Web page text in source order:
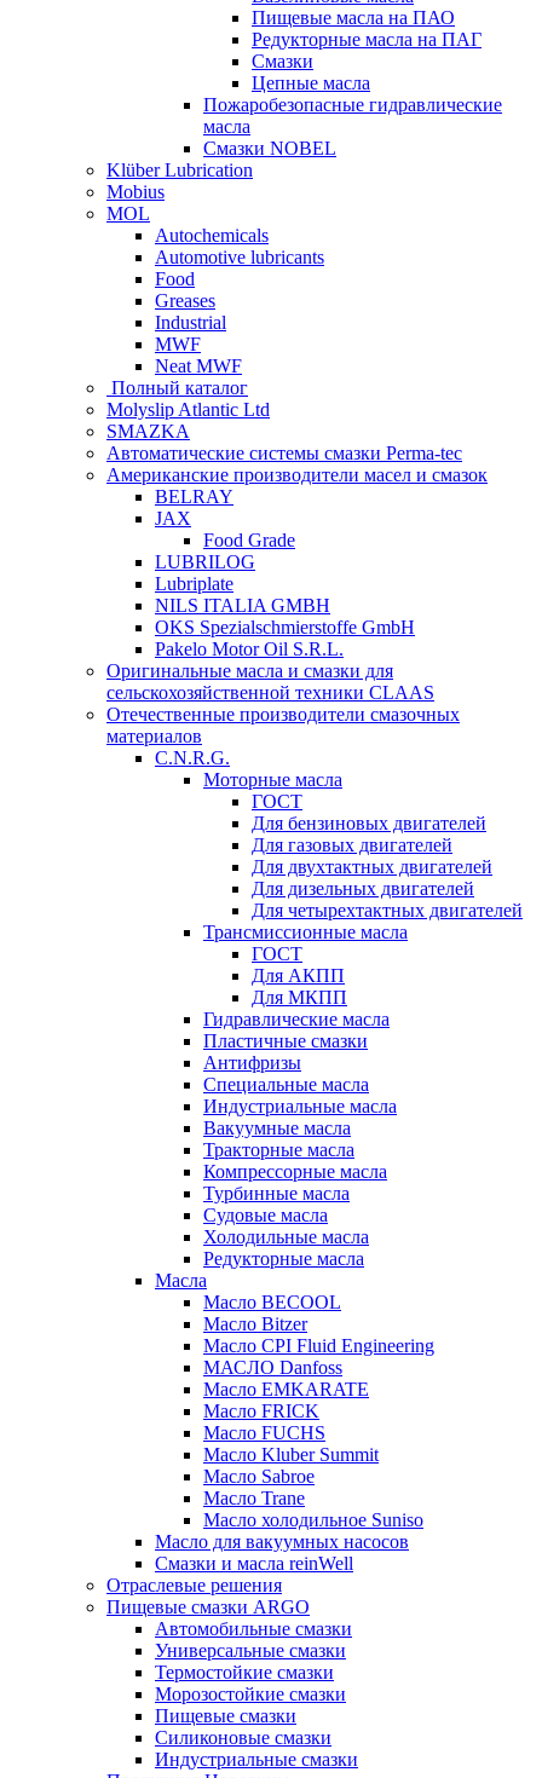
Пищевые масла на ПАО
Редукторные масла на ПАГ
Смазки
Цепные масла
Пожаробезопасные гидравлические
масла
Смазки NOBEL
Klüber Lubrication
Mobius
MOL
Autochemicals
Automotive lubricants
Food
Greases
Industrial
MWF
Neat MWF
Полный каталог
Molyslip Atlantic Ltd
SMAZKA
Автоматические системы смазки Perma-tec
Американские производители масел и смазок
BELRAY
JAX
Food Grade
LUBRILOG
Lubriplate
NILS ITALIA GMBH
OKS Spezialschmierstoffe GmbH
Pakelo Motor Oil S.R.L.
Оригинальные масла и смазки для
сельскохозяйственной техники CLAAS
Отечественные производители смазочных
материалов
C.N.R.G.
Моторные масла
ГОСТ
Для бензиновых двигателей
Для газовых двигателей
Для двухтактных двигателей
Для дизельных двигателей
Для четырехтактных двигателей
Трансмиссионные масла
ГОСТ
Для АКПП
Для МКПП
Гидравлические масла
Пластичные смазки
Антифризы
Специальные масла
Индустриальные масла
Вакуумные масла
Тракторные масла
Компрессорные масла
Турбинные масла
Судовые масла
Холодильные масла
Редукторные масла
Масла
Масло BECOOL
Масло Bitzer
Масло CPI Fluid Engineering
МАСЛО Danfoss
Масло EMKARATE
Масло FRICK
Масло FUCHS
Масло Kluber Summit
Масло Sabroe
Масло Trane
Масло холодильное Suniso
Масло для вакуумных насосов
Смазки и масла reinWell
Отраслевые решения
Пищевые смазки ARGO
Автомобильные смазки
Универсальные смазки
Термостойкие смазки
Морозостойкие смазки
Пищевые смазки
Силиконовые смазки
Индустриальные смазки